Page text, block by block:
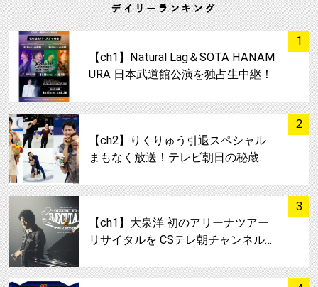
1
【ch1】Natural Lag＆SOTA HANAM
URA 日本武道館公演を独占生中継！
2
サムネイル
【ch2】りくりゅう引退スペシャル
まもなく放送！テレビ朝日の秘蔵…
3
【ch1】大泉洋 初のアリーナツアー
リサイタルを CSテレ朝チャンネル…
サムネイル